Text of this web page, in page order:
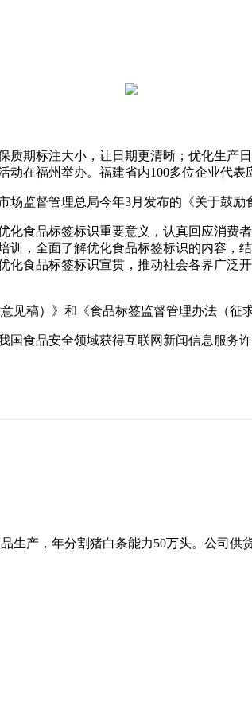
期标注大小，让日期更清晰；优化生产
在福州举办。福建省内100多位企业代表
督管理总局今年3月发布的《关于鼓励
品标签标识重要意义，认真回应消费
，全面了解优化食品标签标识的内容，
食品标签标识宣贯，推动社会各界广泛
稿）》和《食品标签监督管理办法（征
品安全领域获得互联网新闻信息服务许
生产，年分割猪白条能力50万头。公司